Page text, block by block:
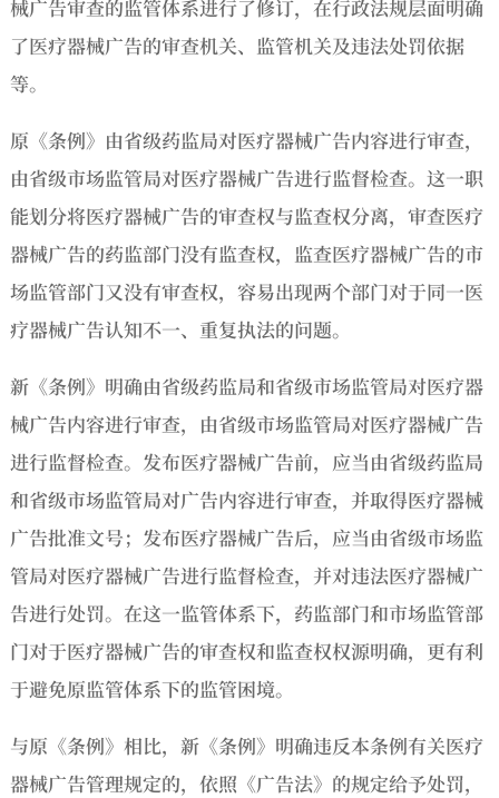
械广告审查的监管体系进行了修订，在行政法规层面明确
了医疗器械广告的审查机关、监管机关及违法处罚依据
等。
原《条例》由省级药监局对医疗器械广告内容进行审查，
由省级市场监管局对医疗器械广告进行监督检查。这一职
能划分将医疗器械广告的审查权与监查权分离，审查医疗
器械广告的药监部门没有监查权，监查医疗器械广告的市
场监管部门又没有审查权，容易出现两个部门对于同一医
疗器械广告认知不一、重复执法的问题。
新《条例》明确由省级药监局和省级市场监管局对医疗器
械广告内容进行审查，由省级市场监管局对医疗器械广告
进行监督检查。发布医疗器械广告前，应当由省级药监局
和省级市场监管局对广告内容进行审查，并取得医疗器械
广告批准文号；发布医疗器械广告后，应当由省级市场监
管局对医疗器械广告进行监督检查，并对违法医疗器械广
告进行处罚。在这一监管体系下，药监部门和市场监管部
门对于医疗器械广告的审查权和监查权权源明确，更有利
于避免原监管体系下的监管困境。
与原《条例》相比，新《条例》明确违反本条例有关医疗
器械广告管理规定的，依照《广告法》的规定给予处罚，